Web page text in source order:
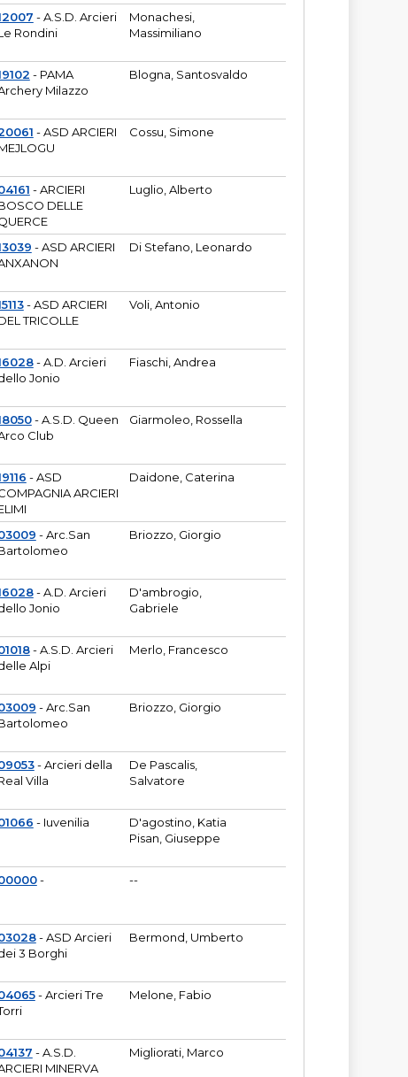
- A.S.D. Arcieri
Rondini
Monachesi,
Massimiliano
- PAMA
Milazzo
Blogna, Santosvaldo
- ASD ARCIERI
Cossu, Simone
- ARCIERI
DELLE
Luglio, Alberto
- ASD ARCIERI
Di Stefano, Leonardo
- ASD ARCIERI
TRICOLLE
Voli, Antonio
- A.D. Arcieri
Jonio
Fiaschi, Andrea
- A.S.D. Queen
Club
Giarmoleo, Rossella
- ASD
ARCIERI
Daidone, Caterina
- Arc.San
Briozzo, Giorgio
- A.D. Arcieri
Jonio
D'ambrogio,
Gabriele
- A.S.D. Arcieri
Alpi
Merlo, Francesco
- Arc.San
Briozzo, Giorgio
- Arcieri della
Villa
De Pascalis,
Salvatore
- Iuvenilia
D'agostino, Katia
Pisan, Giuseppe
- --
- ASD Arcieri
3 Borghi
Bermond, Umberto
- Arcieri Tre
Melone, Fabio
- A.S.D.
MINERVA
Migliorati, Marco